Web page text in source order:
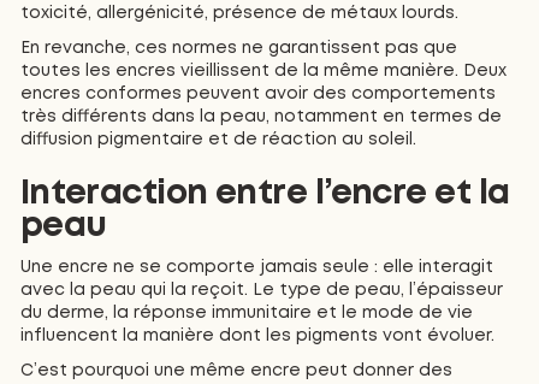
toxicité, allergénicité, présence de métaux lourds.
En revanche, ces normes ne garantissent pas que
toutes les encres vieillissent de la même manière. Deux
encres conformes peuvent avoir des comportements
très différents dans la peau, notamment en termes de
diffusion pigmentaire et de réaction au soleil.
Interaction entre l’encre et la
peau
Une encre ne se comporte jamais seule : elle interagit
avec la peau qui la reçoit. Le type de peau, l’épaisseur
du derme, la réponse immunitaire et le mode de vie
influencent la manière dont les pigments vont évoluer.
C’est pourquoi une même encre peut donner des